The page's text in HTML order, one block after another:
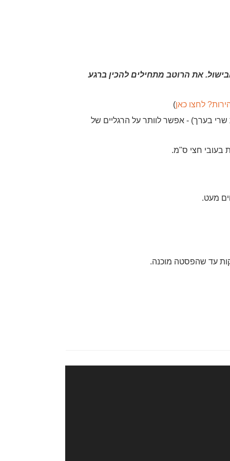
את הרוטב מתחילים להכין ברגע
לחצו כאן)
שרי בערך) - אפשר לוותר על הרגליים של
בעובי חצי ס"מ.